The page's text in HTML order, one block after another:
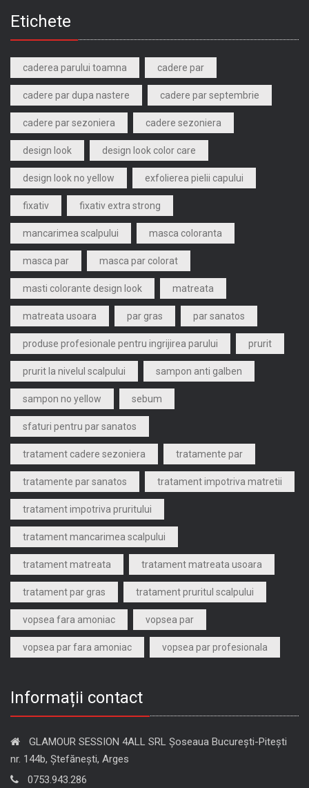
Etichete
caderea parului toamna cadere par
cadere par dupa nastere cadere par septembrie
cadere par sezoniera cadere sezoniera
design look design look color care
design look no yellow exfolierea pielii capului
fixativ fixativ extra strong
mancarimea scalpului masca coloranta
masca par masca par colorat
masti colorante design look matreata
matreata usoara par gras par sanatos
produse profesionale pentru ingrijirea parului prurit
prurit la nivelul scalpului sampon anti galben
sampon no yellow sebum
sfaturi pentru par sanatos
tratament cadere sezoniera tratamente par
tratamente par sanatos tratament impotriva matretii
tratament impotriva pruritului
tratament mancarimea scalpului
tratament matreata tratament matreata usoara
tratament par gras tratament pruritul scalpului
vopsea fara amoniac vopsea par
vopsea par fara amoniac vopsea par profesionala
Informații contact
GLAMOUR SESSION 4ALL SRL Șoseaua București-Pitești
nr. 144b, Ștefănești, Arges
0753.943.286